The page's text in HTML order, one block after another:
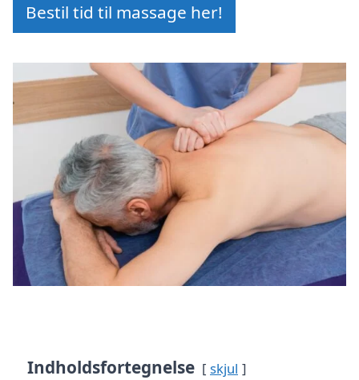
Bestil tid til massage her!
Indholdsfortegnelse skjul